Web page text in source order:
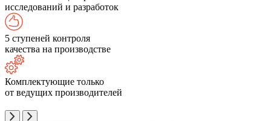
исследований и разработок
5 ступеней контроля
качества на производстве
Комплектующие только
от ведущих производителей